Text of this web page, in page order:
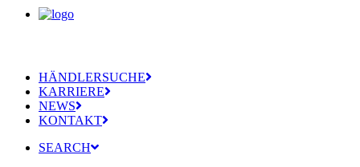
HÄNDLERSUCHE
KARRIERE
NEWS
KONTAKT
SEARCH